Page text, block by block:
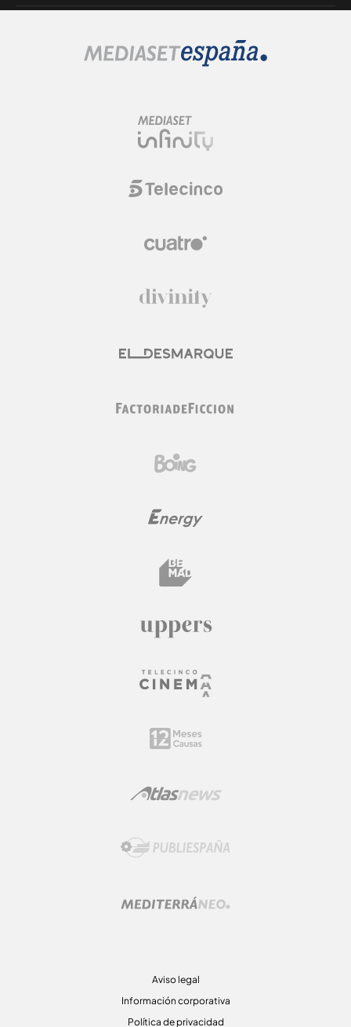
Aviso legal
Información corporativa
Política de privacidad